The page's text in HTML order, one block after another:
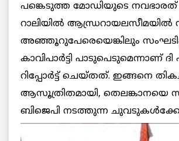
പങ്കെടുത്ത മോഡിയുടെ നവഭാരത്
റാലിയില്‍ ആന്ധ്രറായലസീമയില്‍
അഞ്ഞൂറുപേരെയെങ്കിലും
കാവിപാര്‍ട്ടി പാടുപെടുമെന്നാണ് ദി
റിപ്പോര്‍ട്ട് ചെയ്തത്. ഇങ്ങനെ
ആസൂത്രിതമായി, തെലങ്കാനയെ
ബിജെപി നടത്തുന്ന